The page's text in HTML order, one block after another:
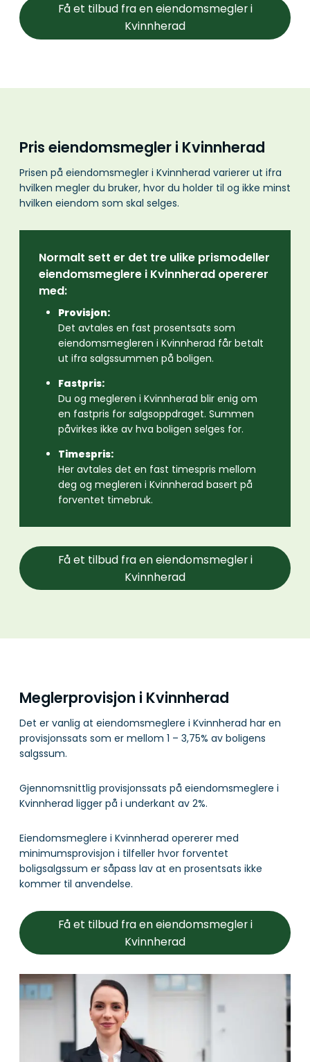
Få et tilbud fra en eiendomsmegler i
Kvinnherad
Pris eiendomsmegler i Kvinnherad
Prisen på eiendomsmegler i Kvinnherad varierer ut ifra
hvilken megler du bruker, hvor du holder til og ikke minst
hvilken eiendom som skal selges.
Normalt sett er det tre ulike prismodeller
eiendomsmeglere i Kvinnherad opererer
med:
Provisjon:
Det avtales en fast prosentsats som
eiendomsmegleren i Kvinnherad får betalt
ut ifra salgssummen på boligen.
Fastpris:
Du og megleren i Kvinnherad blir enig om
en fastpris for salgsoppdraget. Summen
påvirkes ikke av hva boligen selges for.
Timespris:
Her avtales det en fast timespris mellom
deg og megleren i Kvinnherad basert på
forventet timebruk.
Få et tilbud fra en eiendomsmegler i
Kvinnherad
Meglerprovisjon i Kvinnherad
Det er vanlig at eiendomsmeglere i Kvinnherad har en
provisjonssats som er mellom 1 – 3,75% av boligens
salgssum.
Gjennomsnittlig provisjonssats på eiendomsmeglere i
Kvinnherad ligger på i underkant av 2%.
Eiendomsmeglere i Kvinnherad opererer med
minimumsprovisjon i tilfeller hvor forventet
boligsalgssum er såpass lav at en prosentsats ikke
kommer til anvendelse.
Få et tilbud fra en eiendomsmegler i
Kvinnherad